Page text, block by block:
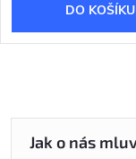
DO KOŠÍKU